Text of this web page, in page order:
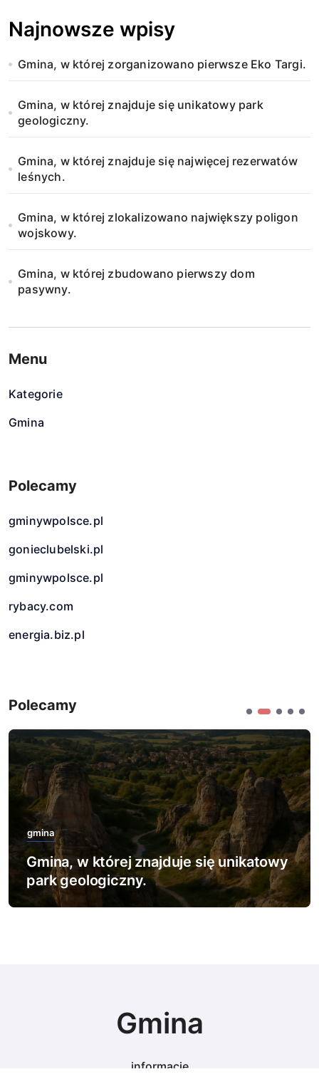
a
w
p
s
u
Najnowsze wpisy
Gmina, w której zorganizowano pierwsze Eko Targi.
Gmina, w której znajduje się unikatowy park
geologiczny.
Gmina, w której znajduje się najwięcej rezerwatów
leśnych.
Gmina, w której zlokalizowano największy poligon
wojskowy.
Gmina, w której zbudowano pierwszy dom
pasywny.
Menu
Kategorie
Gmina
Polecamy
gminywpolsce.pl
gonieclubelski.pl
gminywpolsce.pl
rybacy.com
energia.biz.pl
Polecamy
gmina
Gmina, w której znajduje się najwięcej
rezerwatów leśnych.
Gmina
informacje